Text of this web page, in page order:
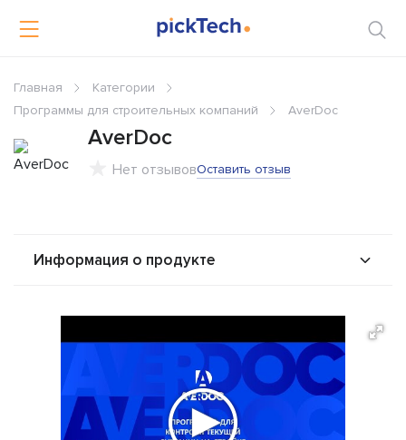
Главная
Категории
Программы для строительных компаний
AverDoc
AverDoc
Нет отзывовОставить отзыв
Информация о продукте
Отзывы